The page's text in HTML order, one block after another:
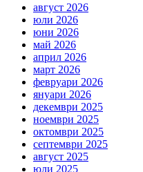
август 2026
юли 2026
юни 2026
май 2026
април 2026
март 2026
февруари 2026
януари 2026
декември 2025
ноември 2025
октомври 2025
септември 2025
август 2025
юли 2025